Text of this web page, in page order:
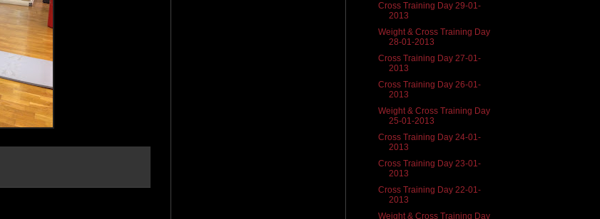
Cross Training Day 29-01-
2013
Weight & Cross Training Day
28-01-2013
Cross Training Day 27-01-
2013
Cross Training Day 26-01-
2013
Weight & Cross Training Day
25-01-2013
Cross Training Day 24-01-
2013
Cross Training Day 23-01-
2013
Cross Training Day 22-01-
2013
Weight & Cross Training Day